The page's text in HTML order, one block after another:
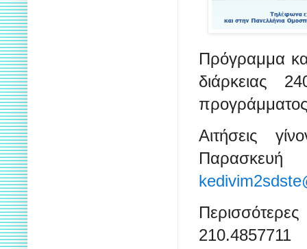
Πρόγραμμα
διάρκειας
Αιτήσεις
Παρασκευή
210.4857711